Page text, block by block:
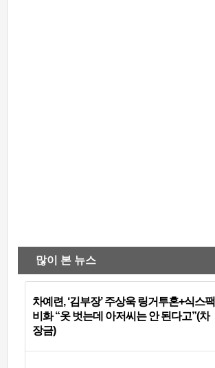
많이 본 뉴스
차예련, ‘김부장’ 주상욱 링거투혼+식스팩
비화 “옷 벗는데 아저씨는 안 된다고”(차
장금)